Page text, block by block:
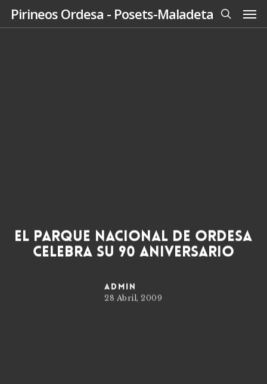
SkipPirineos Ordesa - Posets-Maladeta
search
El Parque Nacional de Ordesa
celebra su 90 aniversario
admin
28 Abril, 2009